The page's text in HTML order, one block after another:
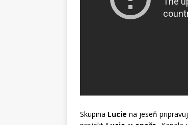
Skupina Lucie na jeseň